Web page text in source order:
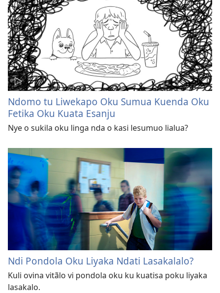
Ndomo tu Liwekapo Oku Sumua Kuenda Oku
Fetika Oku Kuata Esanju
Nye o sukila oku linga nda o kasi lesumuo lialua?
Ndi Pondola Oku Liyaka Ndati Lasakalalo?
Kuli ovina vitãlo vi pondola oku ku kuatisa poku liyaka
lasakalo.